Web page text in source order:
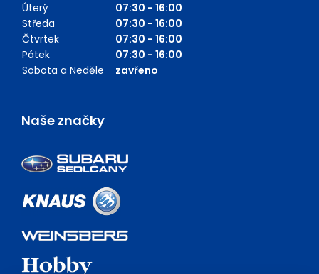
Úterý
07:30 - 16:00
Středa
07:30 - 16:00
Čtvrtek
07:30 - 16:00
Pátek
07:30 - 16:00
Sobota a Neděle
zavřeno
Naše značky